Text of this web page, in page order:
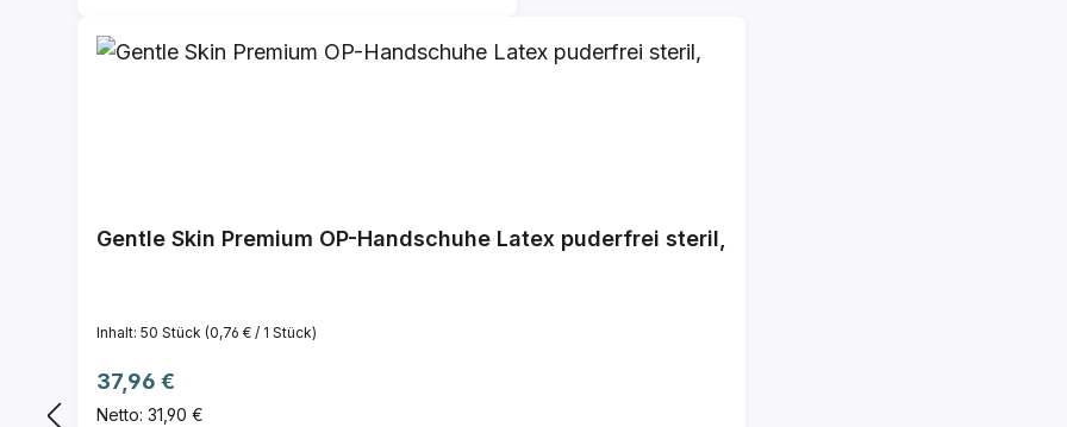
Gentle Skin Premium OP-Handschuhe Latex puderfrei steril,
Inhalt: 50 Stück (0,76 € / 1 Stück)
Regulärer Preis:
37,96 €
Netto: 31,90 €